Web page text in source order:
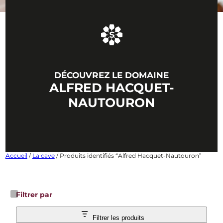
DÉCOUVREZ LE DOMAINE
ALFRED HACQUET-
NAUTOURON
Accueil / La cave/ Produits identifiés “Alfred Hacquet-Nautouron”
Filtrer par
Filtrer les produits